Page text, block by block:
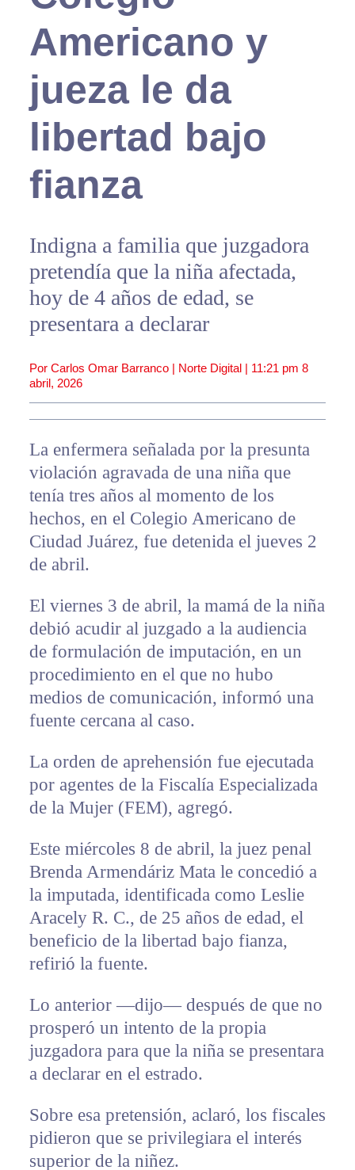
Americano y
jueza le da
libertad bajo
fianza
Indigna a familia que juzgadora
pretendía que la niña afectada,
hoy de 4 años de edad, se
presentara a declarar
Por Carlos Omar Barranco | Norte Digital | 11:21 pm 8
abril, 2026
La enfermera señalada por la presunta
violación agravada de una niña que
tenía tres años al momento de los
hechos, en el Colegio Americano de
Ciudad Juárez, fue detenida el jueves 2
de abril.
El viernes 3 de abril, la mamá de la niña
debió acudir al juzgado a la audiencia
de formulación de imputación, en un
procedimiento en el que no hubo
medios de comunicación, informó una
fuente cercana al caso.
La orden de aprehensión fue ejecutada
por agentes de la Fiscalía Especializada
de la Mujer (FEM), agregó.
Este miércoles 8 de abril, la juez penal
Brenda Armendáriz Mata le concedió a
la imputada, identificada como Leslie
Aracely R. C., de 25 años de edad, el
beneficio de la libertad bajo fianza,
refirió la fuente.
Lo anterior —dijo— después de que no
prosperó un intento de la propia
juzgadora para que la niña se presentara
a declarar en el estrado.
Sobre esa pretensión, aclaró, los fiscales
pidieron que se privilegiara el interés
superior de la niñez.